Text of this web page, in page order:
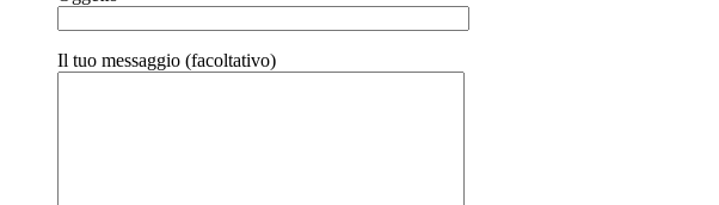
Il tuo messaggio (facoltativo)